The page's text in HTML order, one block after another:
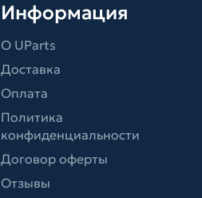
Информация
О UParts
Доставка
Оплата
Политика
конфиденциальности
Договор оферты
Отзывы